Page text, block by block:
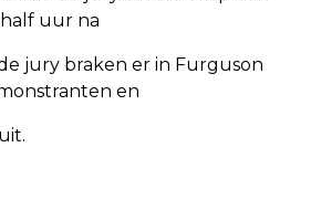
uur na
jury braken er in Furguson
en